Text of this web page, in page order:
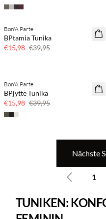
60 % Rabatt
Bon'A Parte
BPtamia Tunika
€15,98 €39,95
60 % Rabatt
Bon'A Parte
BPjytte Tunika
€15,98 €39,95
Nächste
1
TUNIKEN: